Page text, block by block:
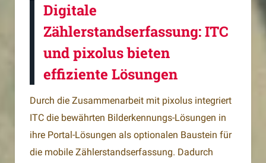
Digitale
Zählerstandserfassung: ITC
und pixolus bieten
effiziente Lösungen
Durch die Zusammenarbeit mit pixolus integriert
ITC die bewährten Bilderkennungs-Lösungen in
ihre Portal-Lösungen als optionalen Baustein für
die mobile Zählerstandserfassung. Dadurch